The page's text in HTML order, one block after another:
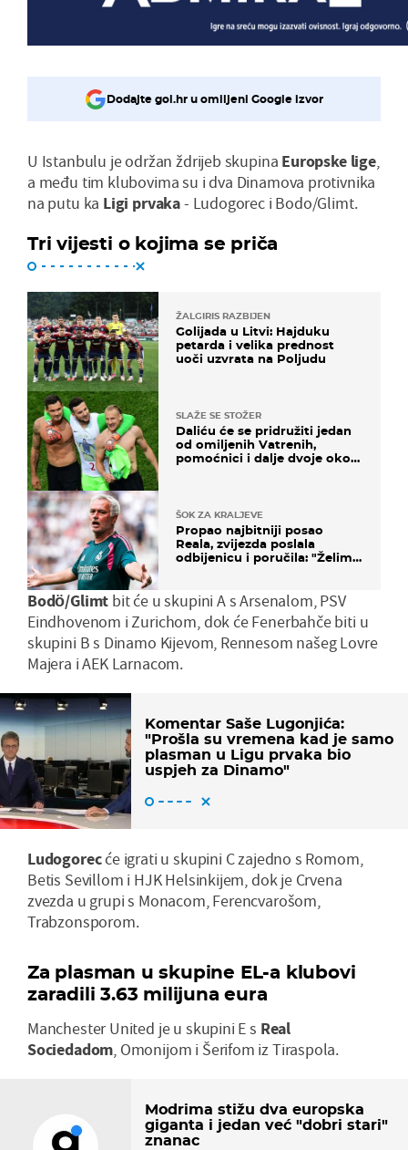
Dodajte gol.hr u omiljeni Google izvor
U Istanbulu je održan ždrijeb skupina Europske lige,
a među tim klubovima su i dva Dinamova protivnika
na putu ka Ligi prvaka- Ludogorec i Bodo/Glimt.
Tri vijesti o kojima se priča
ŽALGIRIS RAZBIJEN
Golijada u Litvi: Hajduku
petarda i velika prednost
uoči uzvrata na Poljudu
SLAŽE SE STOŽER
Daliću će se pridružiti jedan
od omiljenih Vatrenih,
pomoćnici i dalje dvoje oko
ŠOK ZA KRALJEVE
Propao najbitniji posao
Reala, zvijezda poslala
odbijenicu i poručila: "Želim
Bodö/Glimt bit će u skupini A s Arsenalom, PSV
Eindhovenom i Zurichom, dok će Fenerbahče biti u
skupini B s Dinamo Kijevom, Rennesom našeg Lovre
Majera i AEK Larnacom.
Komentar Saše Lugonjića:
"Prošla su vremena kad je samo
plasman u Ligu prvaka bio
uspjeh za Dinamo"
Ludogorecće igrati u skupini C zajedno s Romom,
Betis Sevillom i HJK Helsinkijem, dok je Crvena
zvezda u grupi s Monacom, Ferencvarošom,
Trabzonsporom.
Za plasman u skupine EL-a klubovi
zaradili 3.63 milijuna eura
Manchester United je u skupini E s Real
Sociedadom , Omonijom i Šerifom iz Tiraspola.
Modrima stižu dva europska
giganta i jedan već "dobri stari"
znanac